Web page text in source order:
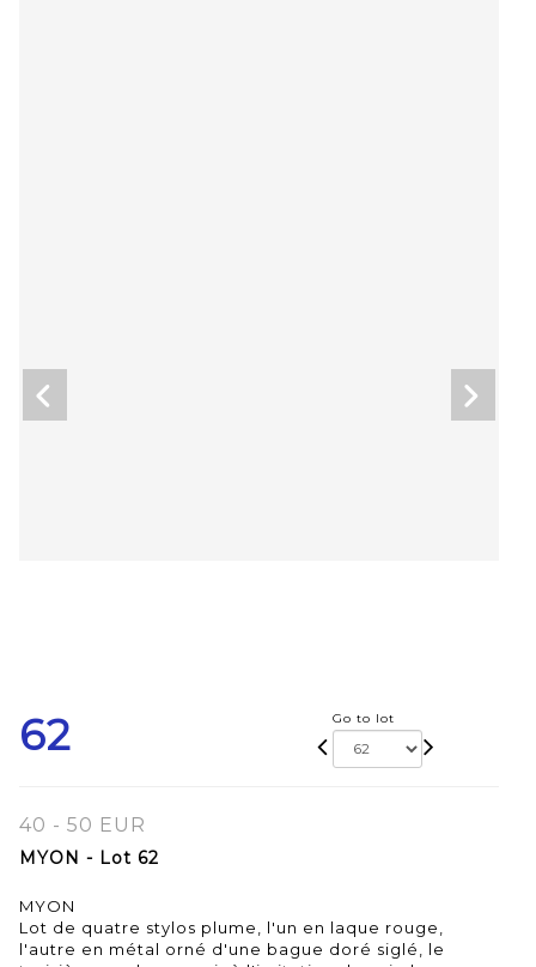
62 Go to lot
40 - 50 EUR
MYON - Lot 62
MYON
Lot de quatre stylos plume, l'un en laque rouge,
l'autre en métal orné d'une bague doré siglé, le